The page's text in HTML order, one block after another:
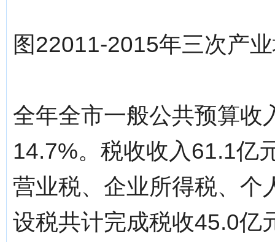
图22011-2015年三次产
全年全市一般公共预算
14.7%。税收收入61.1亿
营业税、企业所得税、个
设税共计完成税收45.0亿